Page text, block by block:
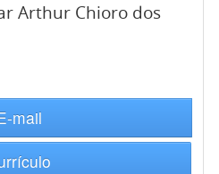
Arthur Chioro dos
mail